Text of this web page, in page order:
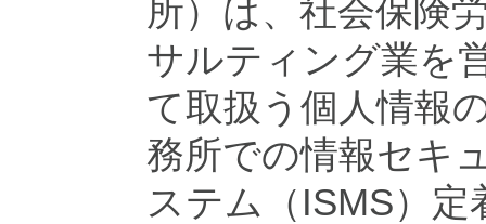
所）は、社会保険
サルティング業を
て取扱う個人情報
務所での情報セキ
ステム（ISMS）